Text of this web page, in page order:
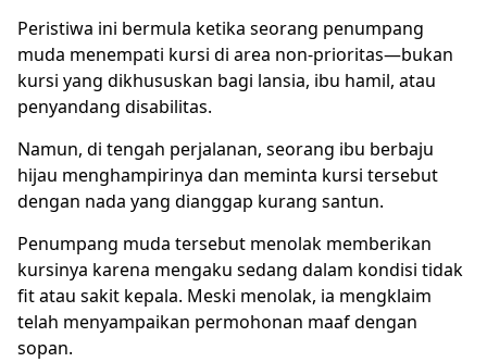
Peristiwa ini bermula ketika seorang penumpang
muda menempati kursi di area non-prioritas—bukan
kursi yang dikhususkan bagi lansia, ibu hamil, atau
penyandang disabilitas.
Namun, di tengah perjalanan, seorang ibu berbaju
hijau menghampirinya dan meminta kursi tersebut
dengan nada yang dianggap kurang santun.
Penumpang muda tersebut menolak memberikan
kursinya karena mengaku sedang dalam kondisi tidak
fit atau sakit kepala. Meski menolak, ia mengklaim
telah menyampaikan permohonan maaf dengan
sopan.